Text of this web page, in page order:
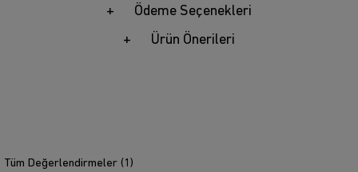
Ödeme Seçenekleri
Ürün Önerileri
Tüm Değerlendirmeler (1 )